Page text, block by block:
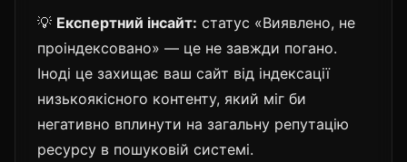
💡 Експертний інсайт: статус «Виявлено, не
проіндексовано» — це не завжди погано.
Іноді це захищає ваш сайт від індексації
низькоякісного контенту, який міг би
негативно вплинути на загальну репутацію
ресурсу в пошуковій системі.